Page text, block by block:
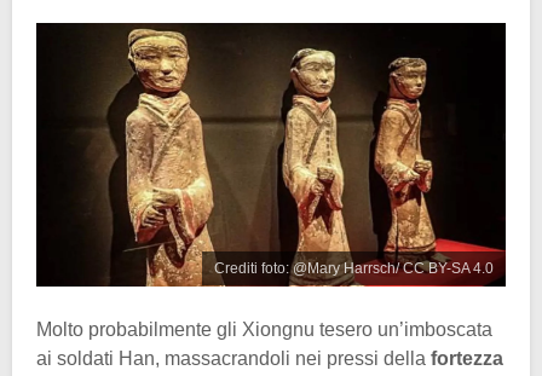
Crediti foto: @Mary Harrsch/ CC BY-SA 4.0
Molto probabilmente gli Xiongnu tesero un’imboscata
ai soldati Han, massacrandoli nei pressi della fortezza